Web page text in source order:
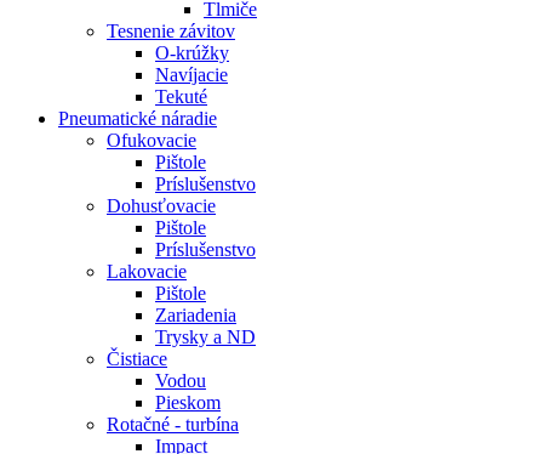
Tlmiče
Tesnenie závitov
O-krúžky
Navíjacie
Tekuté
Pneumatické náradie
Ofukovacie
Pištole
Príslušenstvo
Dohusťovacie
Pištole
Príslušenstvo
Lakovacie
Pištole
Zariadenia
Trysky a ND
Čistiace
Vodou
Pieskom
Rotačné - turbína
Impact